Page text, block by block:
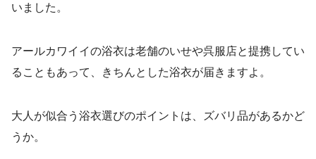
いました。
アールカワイイの浴衣は老舗のいせや呉服店と提携してい
ることもあって、きちんとした浴衣が届きますよ。
大人が似合う浴衣選びのポイントは、ズバリ品があるかど
うか。